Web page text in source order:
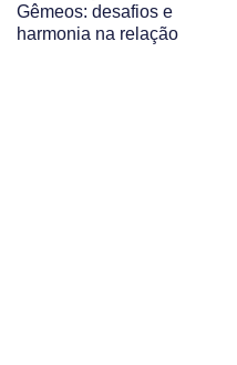
Gêmeos: desafios e
harmonia na relação